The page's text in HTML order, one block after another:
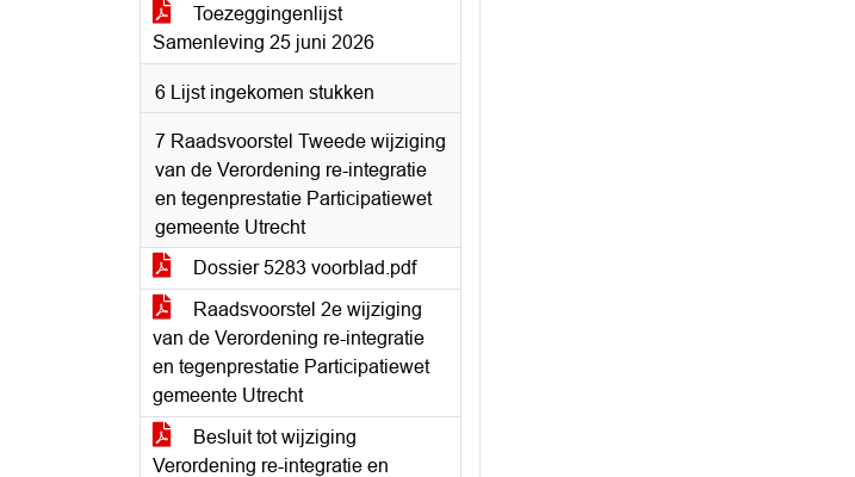
Toezeggingenlijst
Samenleving 25 juni 2026
6 Lijst ingekomen stukken
7 Raadsvoorstel Tweede wijziging
van de Verordening re-integratie
en tegenprestatie Participatiewet
gemeente Utrecht
Dossier 5283 voorblad.pdf
Raadsvoorstel 2e wijziging
van de Verordening re-integratie
en tegenprestatie Participatiewet
gemeente Utrecht
Besluit tot wijziging
Verordening re-integratie en